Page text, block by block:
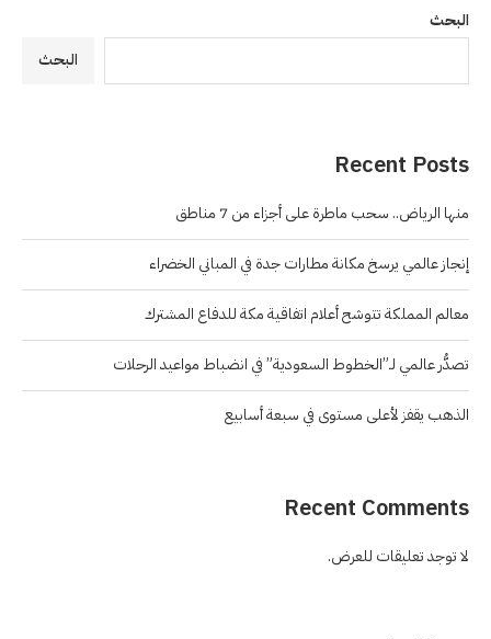
البحث
البحث
Recent Posts
منها الرياض.. سحب ماطرة على أجزاء من 7 مناطق
إنجاز عالمي يرسخ مكانة مطارات جدة في المباني الخضراء
معالم المملكة تتوشح أعلام اتفاقية مكة للدفاع المشترك
تصدُّر عالمي لـ”الخطوط السعودية” في انضباط مواعيد الرحلات
الذهب يقفز لأعلى مستوى في سبعة أسابيع
Recent Comments
لا توجد تعليقات للعرض.